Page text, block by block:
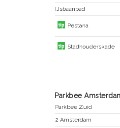
IJsbaanpad
Pestana
Stadhouderskade
Parkbee
Parkbee Zuid
2 Amsterdam